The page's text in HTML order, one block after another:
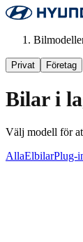
Privat Företag
Bilar i
Välj modell för
AllaElbilarPlug-